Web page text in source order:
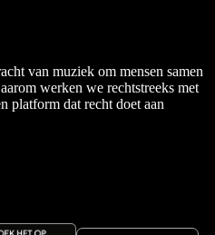
van muziek om mensen samen
werken we rechtstreeks met
platform dat recht doet aan